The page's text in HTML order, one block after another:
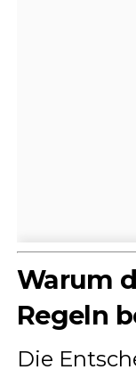
Warum
Regeln
Die